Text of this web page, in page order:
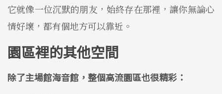
它就像一位沉默的朋友，始終存在那裡，讓你無論心
情好壞，都有個地方可以靠近。
園區裡的其他空間
除了主場館海音館，整個高流園區也很精彩：